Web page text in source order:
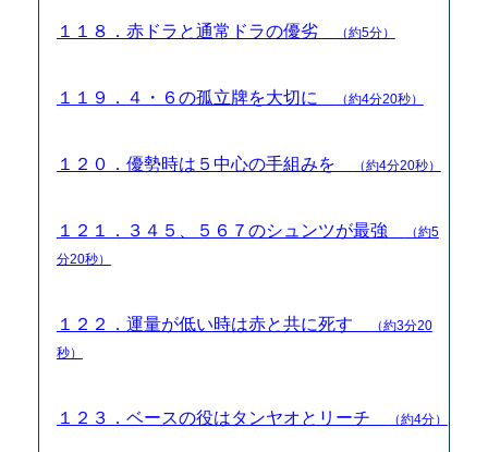
１１８．赤ドラと通常ドラの優劣 （約5分）
１１９．４・６の孤立牌を大切に （約4分20秒）
１２０．優勢時は５中心の手組みを （約4分20秒）
１２１．３４５、５６７のシュンツが最強
（約5
分20秒）
１２２．運量が低い時は赤と共に死す
（約3分20
秒）
１２３．ベースの役はタンヤオとリーチ （約4分）